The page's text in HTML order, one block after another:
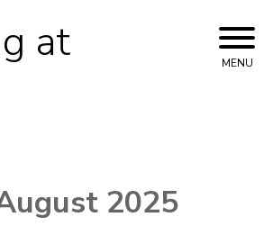
at MENU
2025